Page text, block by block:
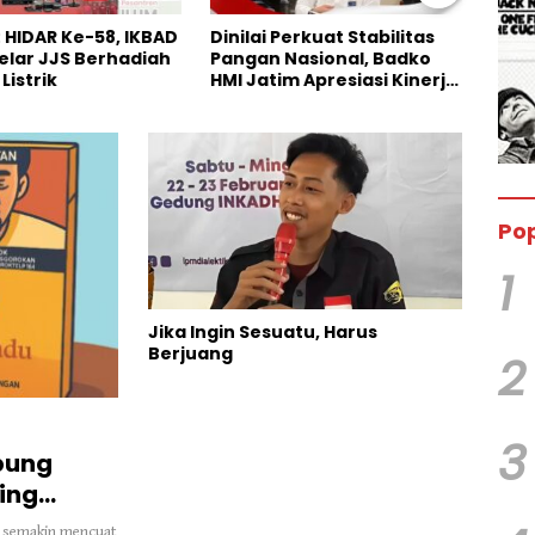
Stabilitas
Badko
Apresiasi Kinerja
Pengakuan Terbuka Kasus
Maling Sapi di Persidangan,
Pelaku Utama Justru
Jika Ingin Sesuatu, Harus
Berjuang
1
2
3